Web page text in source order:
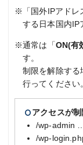
※「国外IPアドレ
する日本国内IP
※通常は「ON(有
す。
制限を解除する
行ってください
アクセスが
/wp-admin
/wp-